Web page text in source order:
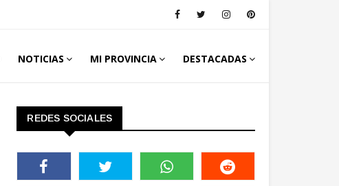
NOTICIAS MI PROVINCIA DESTACADAS
REDES SOCIALES